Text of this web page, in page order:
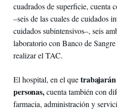
cuadrados de superficie, cuenta
–seis de las cuales de cuidados
cuidados subintensivos–, seis
laboratorio con Banco de
realizar el TAC.
El hospital, en el quetrabajarán
personas,cuenta también con
farmacia, administración y